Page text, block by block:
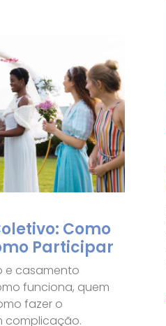
Como
Participar
e casamento
funciona, quem
fazer o
complicação.